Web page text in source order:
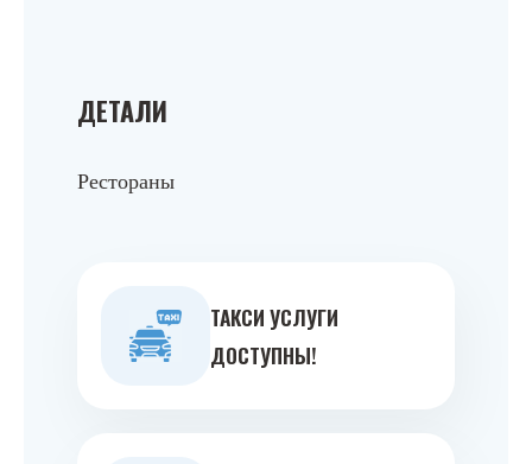
ДЕТАЛИ
Рестораны
ТАКСИ УСЛУГИ
ДОСТУПНЫ!